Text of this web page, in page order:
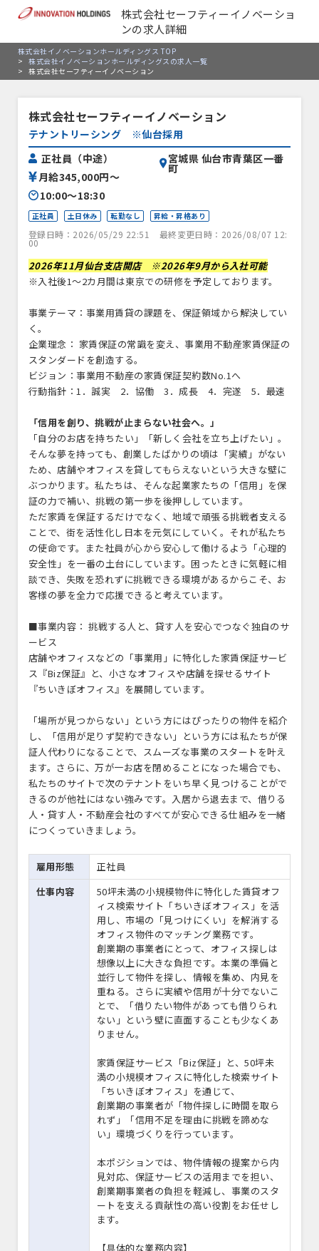
株式会社セーフティーイノベーショ
ンの求人詳細
株式会社イノベーションホールディングス TOP
>
株式会社イノベーションホールディングスの求人一覧
>
株式会社セーフティーイノベーション
株式会社セーフティーイノベーション
テナントリーシング ※仙台採用
正社員（中途）
月給345,000円〜
10:00〜18:30
宮城県 仙台市青葉区一番
町
正社員 土日休み 転勤なし 昇給・昇格あり
登録日時：2026/05/29 22:51 最終変更日時：2026/08/07 12:
00
2026年11月仙台支店開店 ※2026年9月から入社可能
※入社後1～2カ月間は東京での研修を予定しております。
事業テーマ：事業用賃貸の課題を、保証領域から解決してい
く。
企業理念： 家賃保証の常識を変え、事業用不動産家賃保証の
スタンダードを創造する。
ビジョン：事業用不動産の家賃保証契約数No.1へ
行動指針：1．誠実 2．協働 3．成長 4．完遂 5．最速
「信用を創り、挑戦が止まらない社会へ。」
「自分のお店を持ちたい」「新しく会社を立ち上げたい」。
そんな夢を持っても、創業したばかりの頃は「実績」がない
ため、店舗やオフィスを貸してもらえないという大きな壁に
ぶつかります。私たちは、そんな起業家たちの「信用」を保
証の力で補い、挑戦の第一歩を後押ししています。
ただ家賃を保証するだけでなく、地域で頑張る挑戦者支える
ことで、街を活性化し日本を元気にしていく。それが私たち
の使命です。また社員が心から安心して働けるよう「心理的
安全性」を一番の土台にしています。困ったときに気軽に相
談でき、失敗を恐れずに挑戦できる環境があるからこそ、お
客様の夢を全力で応援できると考えています。
■事業内容： 挑戦する人と、貸す人を安心でつなぐ独自のサ
ービス
店舗やオフィスなどの「事業用」に特化した家賃保証サービ
ス『Biz保証』と、小さなオフィスや店舗を探せるサイト
『ちいきぼオフィス』を展開しています。
「場所が見つからない」という方にはぴったりの物件を紹介
し、「信用が足りず契約できない」という方には私たちが保
証人代わりになることで、スムーズな事業のスタートを叶え
ます。さらに、万が一お店を閉めることになった場合でも、
私たちのサイトで次のテナントをいち早く見つけることがで
きるのが他社にはない強みです。入居から退去まで、借りる
人・貸す人・不動産会社のすべてが安心できる仕組みを一緒
につくっていきましょう。
雇用形態
正社員
仕事内容
50坪未満の小規模物件に特化した賃貸オフ
ィス検索サイト「ちいきぼオフィス」を活
用し、市場の「見つけにくい」を解消する
オフィス物件のマッチング業務です。
創業期の事業者にとって、オフィス探しは
想像以上に大きな負担です。本業の準備と
並行して物件を探し、情報を集め、内見を
重ねる。さらに実績や信用が十分でないこ
とで、「借りたい物件があっても借りられ
ない」という壁に直面することも少なくあ
りません。
家賃保証サービス「Biz保証」と、50坪未
満の小規模オフィスに特化した検索サイト
「ちいきぼオフィス」を通じて、
創業期の事業者が「物件探しに時間を取ら
れず」「信用不足を理由に挑戦を諦めな
い」環境づくりを行っています。
本ポジションでは、物件情報の提案から内
見対応、保証サービスの活用までを担い、
創業期事業者の負担を軽減し、事業のスタ
ートを支える貢献性の高い役割をお任せし
ます。
【具体的な業務内容】